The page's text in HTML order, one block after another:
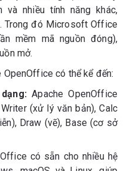
và nhiều tính năng khác,
Trong đó Microsoft Office
mềm mã nguồn đóng),
mở.
có thể kể đến:
dạng:Apache OpenOffice
(xử lý văn bản), Calc
Draw (vẽ), Base (cơ sở
có sẵn cho nhiều hệ